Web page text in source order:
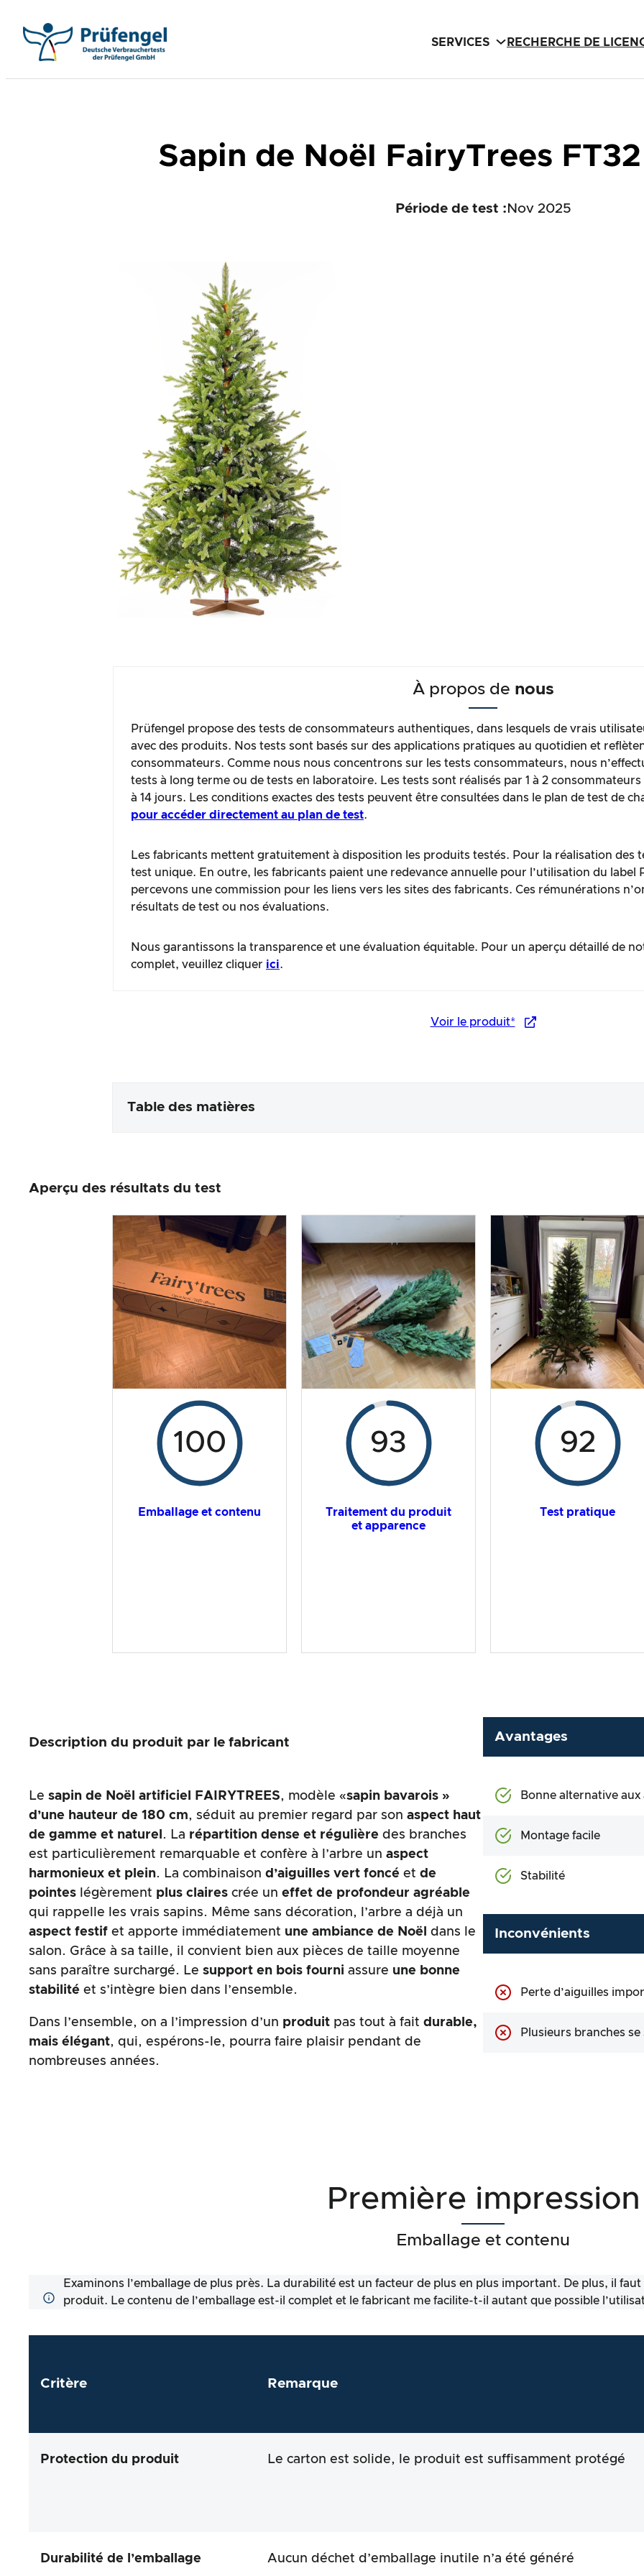
contenu
SERVICES RECHERCHE DE
Sapin de Noël FairyTrees FT32
Période de test : Nov 2025
À propos de nous
Prüfengel propose des tests de consommateurs authentiques, dans lesquels de vrais
avec des produits. Nos tests sont basés sur des applications pratiques au quotidien et
consommateurs. Comme nous nous concentrons sur les tests consommateurs, nous
tests à long terme ou de tests en laboratoire. Les tests sont réalisés par 1 à 2
à 14 jours. Les conditions exactes des tests peuvent être consultées dans le plan de test de
pour accéder directement au plan de test.
Les fabricants mettent gratuitement à disposition les produits testés. Pour la réalisation des
test unique. En outre, les fabricants paient une redevance annuelle pour l’utilisation du label
percevons une commission pour les liens vers les sites des fabricants. Ces rémunérations
résultats de test ou nos évaluations.
Nous garantissons la transparence et une évaluation équitable. Pour un aperçu détaillé de
complet, veuillez cliquer ici.
Voir le produit*
Table des matières
Traitement des produits & apparence
Le test pratique
Rapport qualité/prix
Résultat global
Aperçu des résultats du test
100
Emballage et contenu
93
Traitement du produit
et apparence
92
Test pratique
Description du produit par le fabricant
Le sapin de Noël artificiel FAIRYTREES, modèle «sapin bavarois »
d’une hauteur de 180 cm, séduit au premier regard par son aspect haut
de gamme et naturel . La répartition dense et régulière des branches
est particulièrement remarquable et confère à l’arbre un aspect
harmonieux et plein. La combinaison d’aiguilles vert foncé et de
pointes légèrement plus claires crée un effet de profondeur agréable
qui rappelle les vrais sapins. Même sans décoration, l’arbre a déjà un
aspect festif et apporte immédiatement une ambiance de Noël
dans le
salon. Grâce à sa taille, il convient bien aux pièces de taille moyenne
sans paraître surchargé. Le support en bois fourni assure une bonne
stabilité et s’intègre bien dans l’ensemble.
Dans l’ensemble, on a l’impression d’un produit pas tout à fait durable,
mais élégant, qui, espérons-le, pourra faire plaisir pendant de
nombreuses années.
Avantages
Bonne alternative
Montage facile
Stabilité
Inconvénients
Perte d’aiguilles
Plusieurs branches
Première impression
Emballage et contenu
Examinons l’emballage de plus près. La durabilité est un facteur de plus en plus important. De plus, il
produit. Le contenu de l’emballage est-il complet et le fabricant me facilite-t-il autant que possible
Critère Remarque
Protection du produit Le carton est solide, le produit est suffisamment protégé
Durabilité de l’emballage Aucun déchet d’emballage inutile n’a été généré